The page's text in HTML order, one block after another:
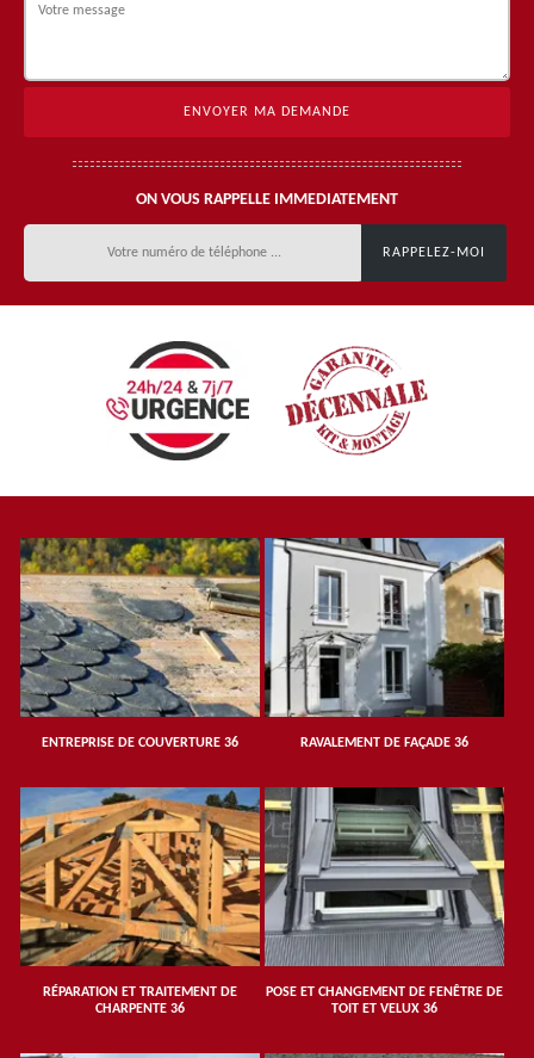
ON VOUS RAPPELLE IMMEDIATEMENT
ENTREPRISE DE COUVERTURE 36 RAVALEMENT DE FAÇADE 36
RÉPARATION ET TRAITEMENT DE
CHARPENTE 36
POSE ET CHANGEMENT DE FENÊTRE DE
TOIT ET VELUX 36